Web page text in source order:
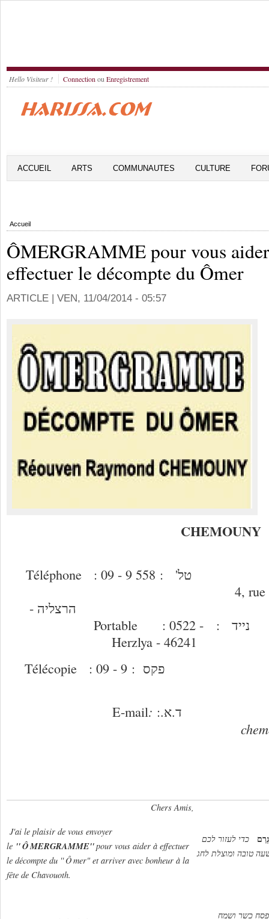
Hello Visiteur ! Connection ou Enregistrement
ACCUEIL ARTS COMMUNAUTES CULTURE
Accueil
ÔMERGRAMME pour vous
effectuer le décompte du Ômer
ARTICLE | VEN, 11/04/2014 - 05:57
Téléphone : 09 - 9 558
4, rue
-
Portable : 0522 -
Herzlya - 46241
:
Télécopie : 09 - 9
E-mail:
כדי לעזור לכם
טובה ומוצלת לחג
ושמח
Chers Amis,
J'ai le plaisir de vous envoyer
le ''ÔMERGRAMME''pour vous aider à effectuer
le décompte du '' Ômer" et arriver avec bonheur à la
fête de Chavouoth.